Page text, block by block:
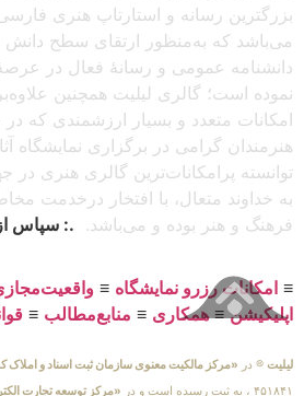
بزرگترین رسانه و استارتاپ هنری
می‌باشد که به‌منظور ارتقای سطح دانش
دانشنامه عمومی و رسانهٔ فعال در
نموده است؛ گالری لیلیت همچنین
امکانات متعدد و بسیار ارزشمندی که
هنرمندان گرامی در برگزاری نمایشگاه
توانسته پرامکانات‌ترین گالری هنری در
به خداوند متعال، با افتخار درخدمت
فرهنگ و هنر بوده و می‌باشد. .: سپاس
≡ امکانات رزرو نمایشگاه ≡
اپلیکیشن≡همکاری ≡ منابع‌مطالب ≡
لیلیت ® در «مرکز مالکیت معنوی سازمان ثبت اسناد و املاک
۴۵۱۸۴۱ ، به ثبت رسیده است و در
«مرکز توسعه تجارت